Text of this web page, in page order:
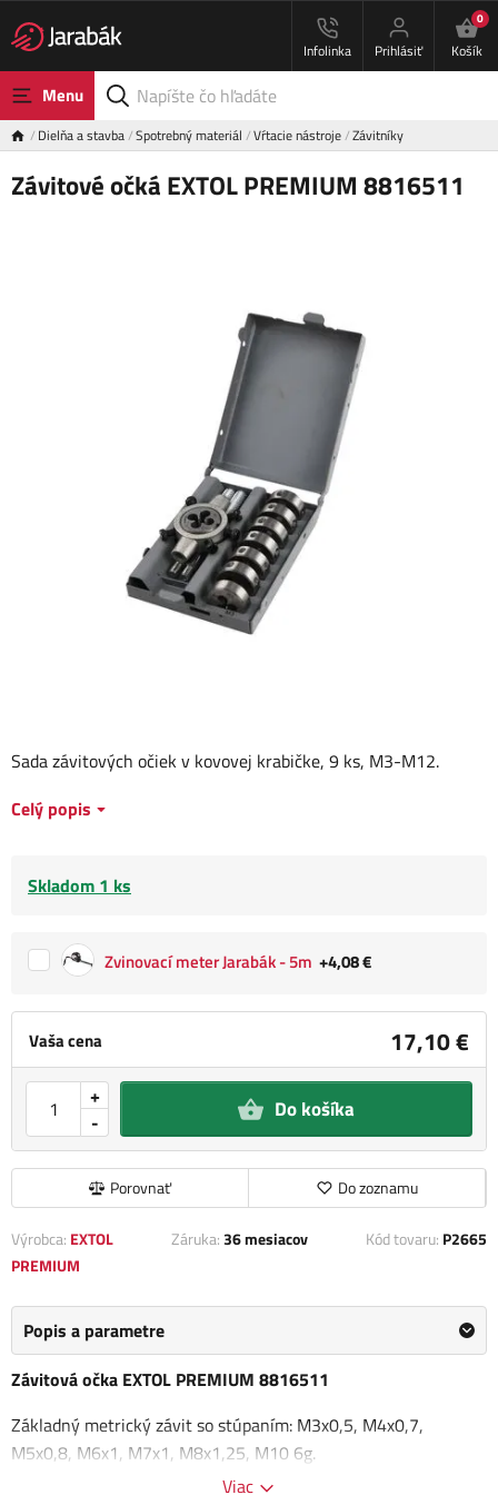
Infolinka Prihlásiť
0
Košík
Menu
Dielňa a stavba Spotrebný materiál Vŕtacie nástroje Závitníky
Závitové očká EXTOL PREMIUM 8816511
Vaša cena 17,10 €
-
+ Do košíka
Porovnať Do zoznamu
Sada závitových očiek v kovovej krabičke, 9 ks, M3-M12.
Celý popis
Skladom 1 ks
Zvinovací meter Jarabák - 5m +4,08 €
Výrobca: EXTOL
PREMIUM
Záruka:36 mesiacov Kód tovaru: P2665
Popis a parametre
Závitová očka EXTOL PREMIUM 8816511
Základný metrický závit so stúpaním: M3x0,5, M4x0,7,
M5x0,8, M6x1, M7x1, M8x1,25, M10 6g.
Viac